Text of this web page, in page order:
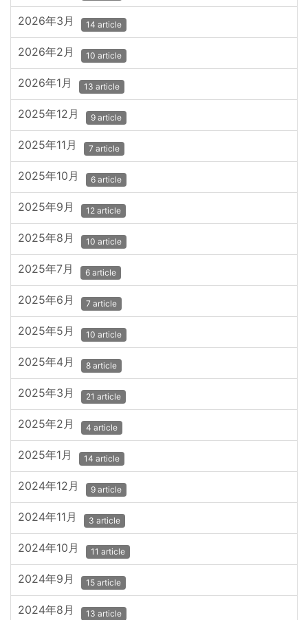
2026年3月 14 article
2026年2月 10 article
2026年1月 13 article
2025年12月 9 article
2025年11月 7 article
2025年10月 6 article
2025年9月 12 article
2025年8月 10 article
2025年7月 6 article
2025年6月 7 article
2025年5月 10 article
2025年4月 8 article
2025年3月 21 article
2025年2月 4 article
2025年1月 14 article
2024年12月 9 article
2024年11月 3 article
2024年10月 11 article
2024年9月 15 article
2024年8月 13 article